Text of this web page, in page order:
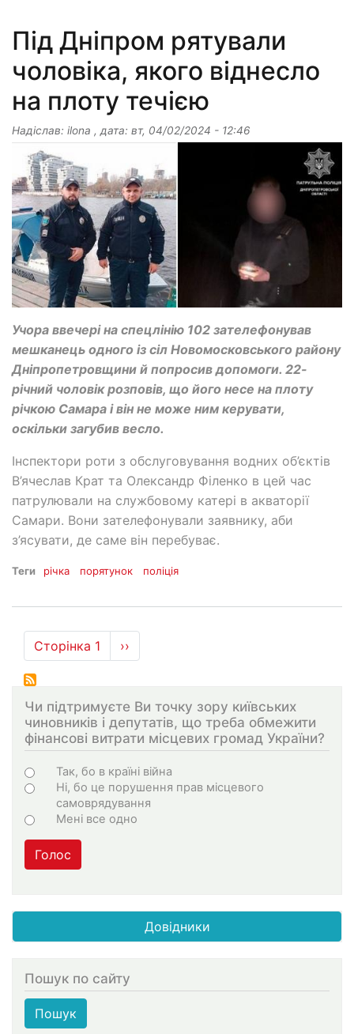
Під Дніпром рятували
чоловіка, якого віднесло
на плоту течією
Надіслав: ilona , дата: вт, 04/02/2024 - 12:46
Учора ввечері на спецлінію 102 зателефонував
мешканець одного із сіл Новомосковського району
Дніпропетровщини й попросив допомоги. 22-
річний чоловік розповів, що його несе на плоту
річкою Самара і він не може ним керувати,
оскільки загубив весло.
Інспектори роти з обслуговування водних об’єктів
В’ячеслав Крат та Олександр Філенко в цей час
патрулювали на службовому катері в акваторії
Самари. Вони зателефонували заявнику, аби
з’ясувати, де саме він перебуває.
Теги річка порятунок поліція
Розбивка
на
сторінки
Сторінка 1
Наступна
сторінка
››
Чи підтримуєте Ви точку зору київських
чиновників і депутатів, що треба обмежити
фінансові витрати місцевих громад України?
Варіанти
Так, бо в країні війна
Ні, бо це порушення прав місцевого
самоврядування
Мені все одно
Голос
Довідники
Пошук по сайту
Пошук